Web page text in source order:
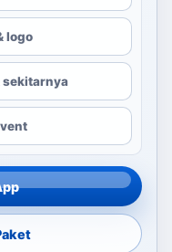
logo
sekitarnya